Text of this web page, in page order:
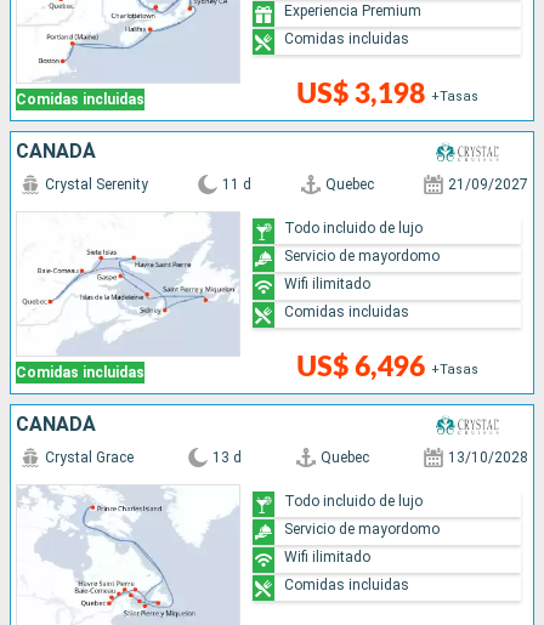
Comidas incluidas US$ 3,198 +Tasas
Experiencia Premium
Comidas incluidas
CANADÁ
Comidas incluidas
Crystal Serenity 11 d Quebec 21/09/2027
US$ 6,496 +Tasas
Todo incluido de lujo
Servicio de mayordomo
Wifi ilimitado
Comidas incluidas
CANADÁ
Crystal Grace 13 d Quebec 13/10/2028
Todo incluido de lujo
Servicio de mayordomo
Wifi ilimitado
Comidas incluidas